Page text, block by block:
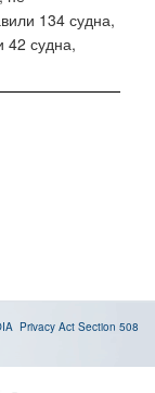
134 судна,
42 судна,
Privacy Act Section 508